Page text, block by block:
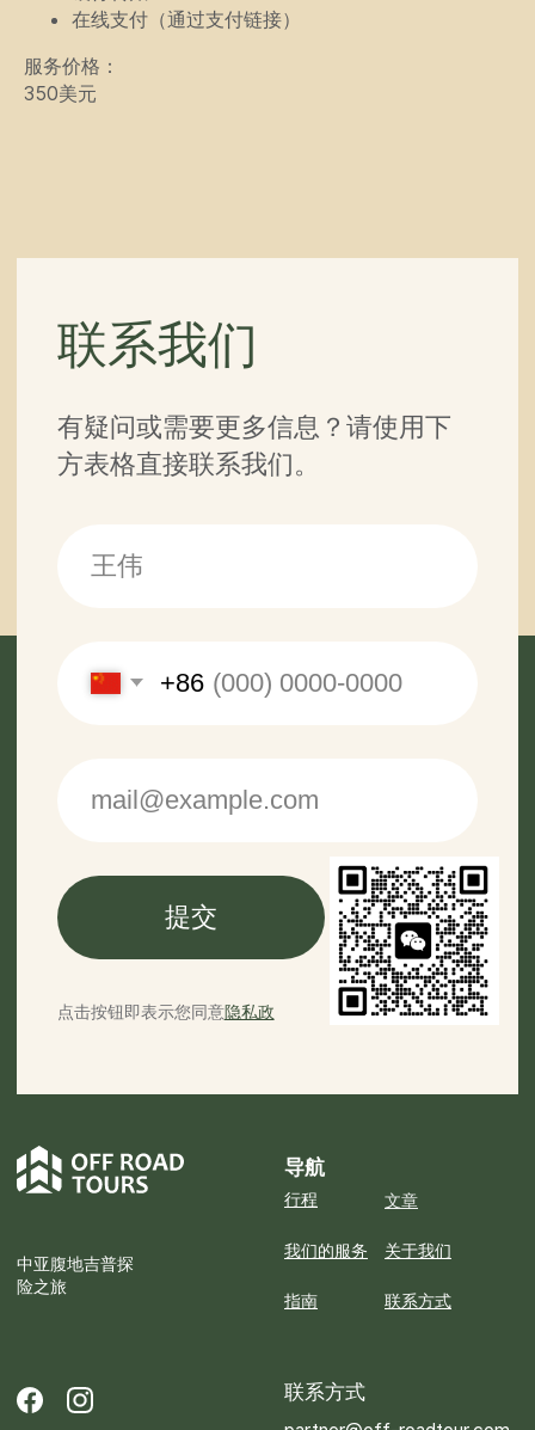
在线支付（通过支付链接）
服务价格：
350美元
隐私政隐私政
Off Road Tours 有限责任公司
2026 © 版权所有
险之旅
联系方式
partner@off-roadtour.com
点击按钮即表示您同意